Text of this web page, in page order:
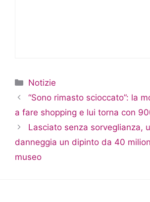
Categorie
Notizie
“Sono rimasto scioccato”: la
a fare shopping e lui torna con
Lasciato senza sorveglianza,
danneggia un dipinto da 40
museo